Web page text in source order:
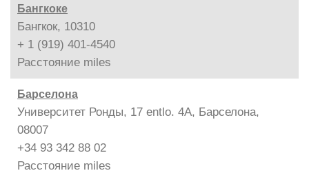
Бангкоке
Бангкок, 10310
+ 1 (919) 401-4540
Расстояние miles
Барселона
Университет Ронды, 17 entlo. 4A, Барселона,
08007
+34 93 342 88 02
Расстояние miles